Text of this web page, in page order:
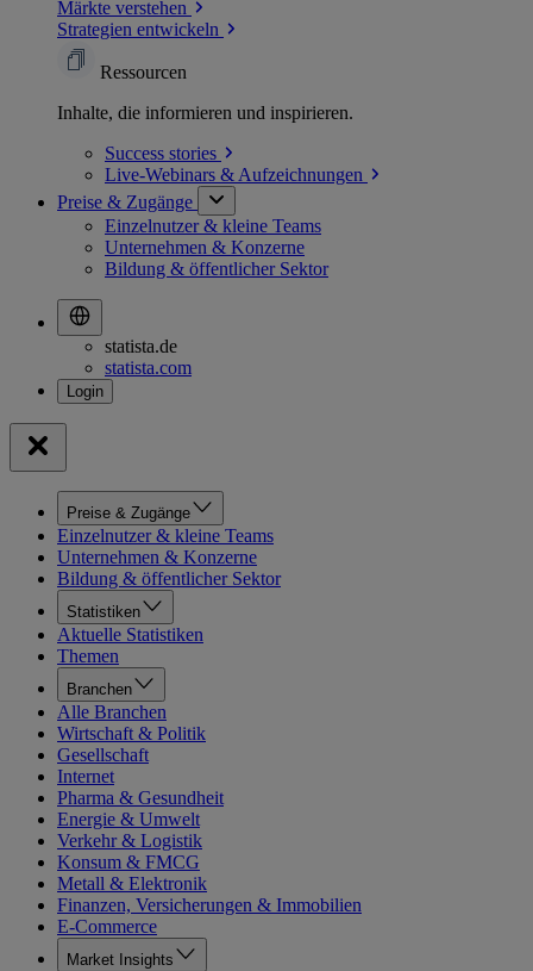
Märkte verstehen
Strategien entwickeln
Ressourcen
Inhalte, die informieren und inspirieren.
Success stories
Live-Webinars & Aufzeichnungen
Preise & Zugänge
Einzelnutzer & kleine Teams
Unternehmen & Konzerne
Bildung & öffentlicher Sektor
statista.de
statista.com
Preise & Zugänge
Einzelnutzer & kleine Teams
Unternehmen & Konzerne
Bildung & öffentlicher Sektor
Statistiken
Aktuelle Statistiken
Themen
Branchen
Alle Branchen
Wirtschaft & Politik
Gesellschaft
Internet
Pharma & Gesundheit
Energie & Umwelt
Verkehr & Logistik
Konsum & FMCG
Metall & Elektronik
Finanzen, Versicherungen & Immobilien
E-Commerce
Market Insights